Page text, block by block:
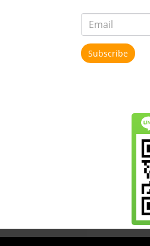
Subscribe